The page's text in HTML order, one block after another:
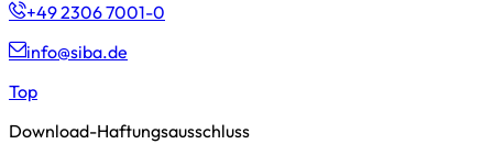
+49 2306 7001-0
info@siba.de
Top
Download-Haftungsausschluss